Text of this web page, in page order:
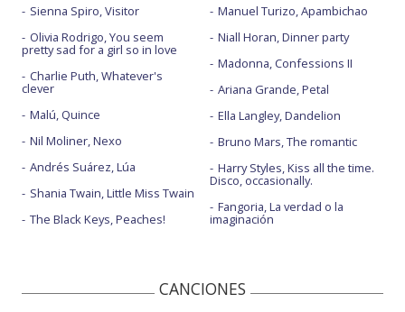
Sienna Spiro, Visitor
Olivia Rodrigo, You seem
pretty sad for a girl so in love
Charlie Puth, Whatever's
clever
Malú, Quince
Nil Moliner, Nexo
Andrés Suárez, Lúa
Shania Twain, Little Miss Twain
The Black Keys, Peaches!
Manuel Turizo, Apambichao
Niall Horan, Dinner party
Madonna, Confessions II
Ariana Grande, Petal
Ella Langley, Dandelion
Bruno Mars, The romantic
Harry Styles, Kiss all the time.
Disco, occasionally.
Fangoria, La verdad o la
imaginación
CANCIONES